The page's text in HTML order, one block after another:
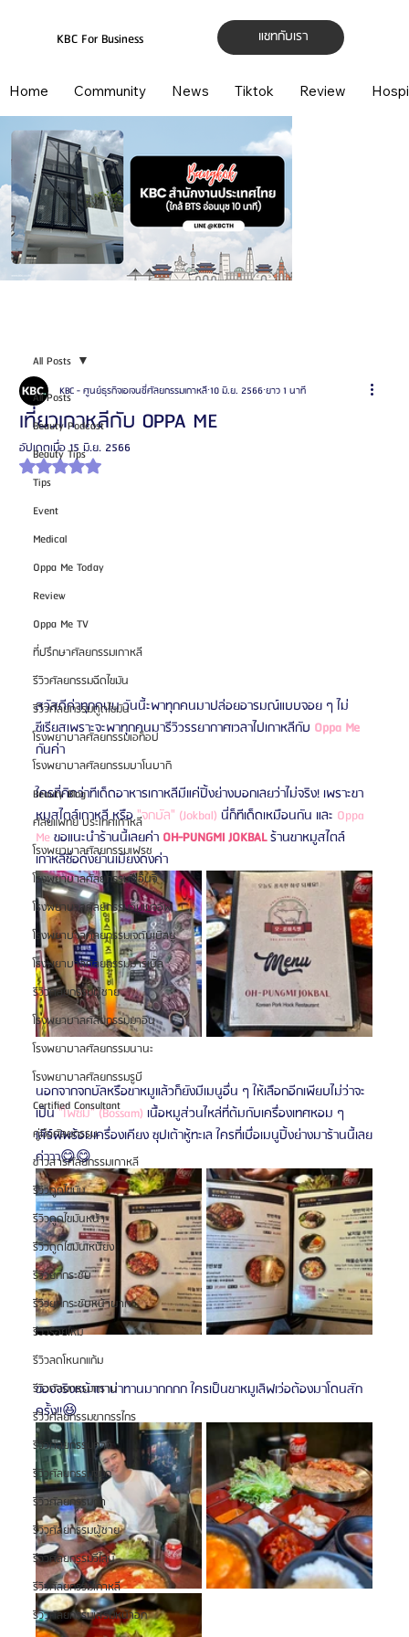
แชทกับเรา
KBC For Business
Home Community News Tiktok Review
All Posts
Beauty Podcast
Beauty Tips
Tips
Event
Medical
Oppa Me Today
Review
Oppa Me TV
ที่ปรึกษาศัลยกรรมเกาหลี
รีวิวศัลยกรรมฉีดไขมัน
รีวิวศัลยกรรมดูดไขมัน
โรงพยาบาลศัลยกรรมเอท็อป
โรงพยาบาลศัลยกรรมบาโนบากิ
Beauty Blog
ศัลยแพทย์ ประเทศเกาหลี
โรงพยาบาลศัลยกรรมเฟรช
โรงพยาบาลศัลยกรรมจีเอ็นจี
โรงพยาบาลศัลยกรรมอิมเมจอัพ
โรงพยาบาลศัลยกรรมเจดับเบิลยู
โรงพยาบาลศัลยกรรมมาร์เบิ้ล
รีวิวศัลยกรรมผู้ชาย
โรงพยาบาลศัลยกรรมมาอิน
โรงพยาบาลศัลยกรรมนานะ
โรงพยาบาลศัลยกรรมรูบี
Certified Consultant
คู่มือศัลยกรรม
ข่าวสารศัลยกรรมเกาหลี
รีวิวดูดไขมัน
รีวิวดูดไขมันหน้า
รีวิวดูดไขมันเหนียง
รีวิวยกกระชับ
รีวิวยกกระชับหน้าผาก
รีวิวร้อยไหม
รีวิวลดโหนกแก้ม
รีวิวศัลยกรรมกราม
รีวิวศัลยกรรมขากรรไกร
รีวิวศัลยกรรมคาง
รีวิวศัลยกรรมจมูก
รีวิวศัลยกรรมตา
รีวิวศัลยกรรมผู้ชาย
รีวิวศัลยกรรมวีไลน์
รีวิวศัลยกรรมเกาหลี
รีวิวศัลยกรรมเสริมหน้าอก
All Posts
เที่ยวเกาหลีกับ OPPA ME
KBC - ศูนย์ธุรกิจเอเจนซี่ศัลยกรรมเกาหลี10 มิ.ย. 2566ยาว 1 นาที
อัปเดตเมื่อ15 มิ.ย. 2566
ได้รับ NaN เต็ม 5 ดาว
สวัสดีค่าทุกคนน วันนี้ะพาทุกคนมาปล่อยอารมณ์แบบจอย ๆ ไม่
ซีเรียสเพราะจะพาทุกคนมารีวิวรรยากาศเวลาไปเกาหลีกับ Oppa Me
กันค่า
ใครที่คิดว่าทีเด็ดอาหารเกาหลีมีแค่ปิ้งย่างบอกเลยว่าไม่จริง! เพราะขา
หมูสไตล์เกาหลี หรือ "จกบัล" (Jokbal) นี่ก็ทีเด็ดเหมือนกัน และ Oppa
Me ขอแนะนำร้านนี้เลยค่า OH-PUNGMI JOKBAL ร้านขาหมูสไตล์
เกาหลีชื่อดังย่านเมียงดงค่า
นอกจากจกบัลหรือขาหมูแล้วก็ยังมีเมนูอื่น ๆ ให้เลือกอีกเพียบไม่ว่าจะ
เป็น "โพซัม" (Bossam) เนื้อหมูส่วนไหล่ที่ต้มกับเครื่องเทศหอม ๆ
เสิร์ฟพร้อมเครื่องเคียง ซุปเต้าหู้ทะเล ใครที่เบื่อเมนูปิ้งย่างมาร้านนี้เลย
ค่าาา😋😋
ของจริงหน้าตาน่าทานมากกกก ใครเป็นขาหมูเลิฟเว่อต้องมาโดนสัก
ครั้ง!!😆